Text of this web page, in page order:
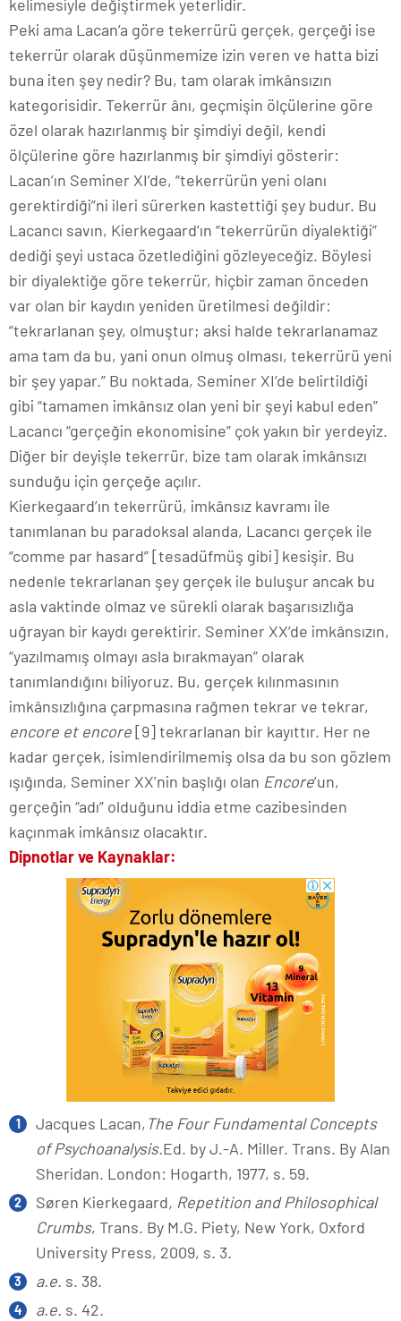
kelimesiyle değiştirmek yeterlidir.
Peki ama Lacan’a göre tekerrürü gerçek, gerçeği ise
tekerrür olarak düşünmemize izin veren ve hatta bizi
buna iten şey nedir? Bu, tam olarak imkânsızın
kategorisidir. Tekerrür ânı, geçmişin ölçülerine göre
özel olarak hazırlanmış bir şimdiyi değil, kendi
ölçülerine göre hazırlanmış bir şimdiyi gösterir:
Lacan’ın Seminer XI’de, “tekerrürün yeni olanı
gerektirdiği”ni ileri sürerken kastettiği şey budur. Bu
Lacancı savın, Kierkegaard’ın “tekerrürün diyalektiği”
dediği şeyi ustaca özetlediğini gözleyeceğiz. Böylesi
bir diyalektiğe göre tekerrür, hiçbir zaman önceden
var olan bir kaydın yeniden üretilmesi değildir:
“tekrarlanan şey, olmuştur; aksi halde tekrarlanamaz
ama tam da bu, yani onun olmuş olması, tekerrürü yeni
bir şey yapar.” Bu noktada, Seminer XI’de belirtildiği
gibi “tamamen imkânsız olan yeni bir şeyi kabul eden”
Lacancı “gerçeğin ekonomisine” çok yakın bir yerdeyiz.
Diğer bir deyişle tekerrür, bize tam olarak imkânsızı
sunduğu için gerçeğe açılır.
Kierkegaard’ın tekerrürü, imkânsız kavramı ile
tanımlanan bu paradoksal alanda, Lacancı gerçek ile
“comme par hasard” [tesadüfmüş gibi] kesişir. Bu
nedenle tekrarlanan şey gerçek ile buluşur ancak bu
asla vaktinde olmaz ve sürekli olarak başarısızlığa
uğrayan bir kaydı gerektirir. Seminer XX’de imkânsızın,
“yazılmamış olmayı asla bırakmayan” olarak
tanımlandığını biliyoruz. Bu, gerçek kılınmasının
imkânsızlığına çarpmasına rağmen tekrar ve tekrar,
encore et encore[9] tekrarlanan bir kayıttır. Her ne
kadar gerçek, isimlendirilmemiş olsa da bu son gözlem
ışığında, Seminer XX’nin başlığı olan Encore’un,
gerçeğin “adı” olduğunu iddia etme cazibesinden
kaçınmak imkânsız olacaktır.
Dipnotlar ve Kaynaklar:
Jacques Lacan, The Four Fundamental Concepts
of Psychoanalysis.Ed. by J.-A. Miller. Trans. By Alan
Sheridan. London: Hogarth, 1977, s. 59.
Søren Kierkegaard, Repetition and Philosophical
Crumbs, Trans. By M.G. Piety, New York, Oxford
University Press, 2009, s. 3.
a.e. s. 38.
a.e. s. 42.